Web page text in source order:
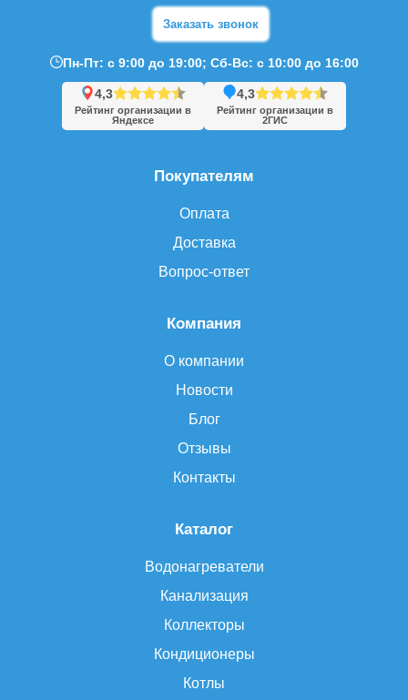
Каталог
Водонагреватели
Канализация
Коллекторы
Кондиционеры
Котлы
Компания
О компании
Новости
Блог
Отзывы
Контакты
Покупателям
Оплата
Доставка
Вопрос-ответ
Заказать звонок
Пн-Пт: с 9:00 до 19:00; Сб-Вс: с 10:00 до 16:00
4,3
Рейтинг организации в
Яндексе
4,3
Рейтинг организации в
2ГИС